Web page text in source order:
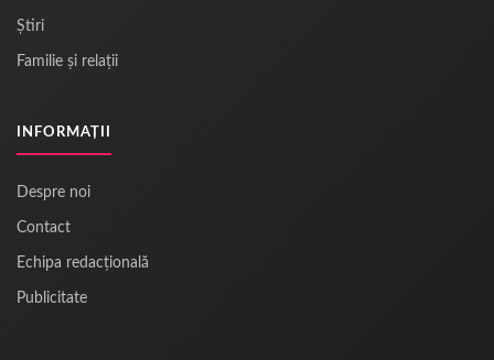
Știri
Familie și relații
INFORMAȚII
Despre noi
Contact
Echipa redacțională
Publicitate